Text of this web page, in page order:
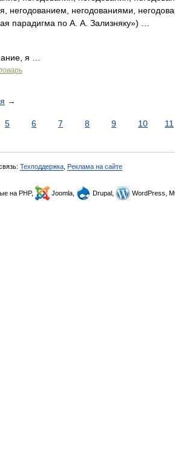
негодованием, негодованиями,
парадигма по А. А. Зализняку») …
я …
→
5 6 7 8 9 10 11
Техподдержка Реклама на сайте
на PHP, Joomla, Drupal, WordPress,